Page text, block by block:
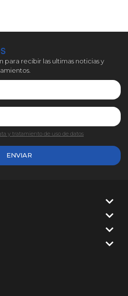
para recibir las ultimas noticias y
ENVIAR
y tratamiento de uso de datos